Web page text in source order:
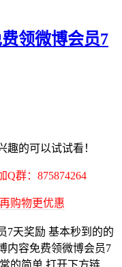
领微博会员7
的可以试试看！
群：875874264
购物更优惠
7天奖励 基本秒到的的
内容免费领微博会员7
的简单 打开下方链